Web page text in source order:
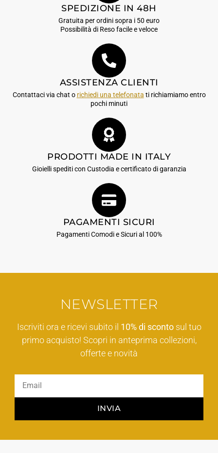
SPEDIZIONE IN 48H
Gratuita per ordini sopra i 50 euro
Possibilità di Reso facile e veloce
ASSISTENZA CLIENTI
Contattaci via chat o richiedi una telefonata ti richiamiamo entro
pochi minuti
PRODOTTI MADE IN ITALY
Gioielli spediti con Custodia e certificato di garanzia
PAGAMENTI SICURI
Pagamenti Comodi e Sicuri al 100%
NEWSLETTER
Iscriviti ora e ricevi subito il 10% di scontosul tuo
primo acquisto! Scopri in anteprima collezioni,
offerte e novità
INVIA